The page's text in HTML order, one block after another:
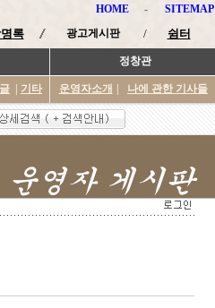
HOME - SITEMAP
록 광고게시판 / 쉼터
정창관
기타 운영자소개 나에 관한 기사들